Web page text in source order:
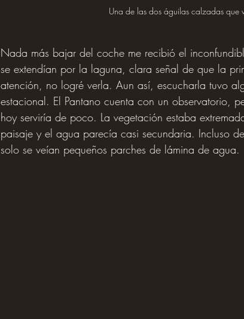
Una de las dos águilas calzadas que
Nada más bajar del coche me recibió el
se extendían por la laguna, clara señal de que la
atención, no logré verla. Aun así, escucharla tuvo
estacional. El Pantano cuenta con un observatorio,
hoy serviría de poco. La vegetación estaba
paisaje y el agua parecía casi secundaria. Incluso
solo se veían pequeños parches de lámina de agua.